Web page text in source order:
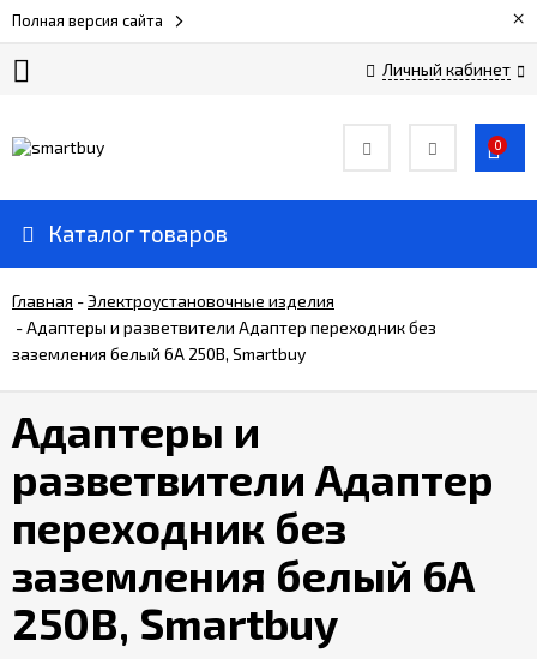
Полная версия сайта ×
Личный кабинет
Прайс-
Доставка
и
оплата
Контакты
Отзывы
0
Каталог товаров
Главная -Электроустановочные изделия
-Адаптеры и разветвители Адаптер переходник без
заземления белый 6А 250В, Smartbuy
Адаптеры и
разветвители Адаптер
переходник без
заземления белый 6А
250В, Smartbuy